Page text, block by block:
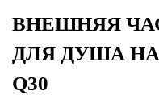
ВНЕШНЯЯ
ДЛЯ ДУША
Q30